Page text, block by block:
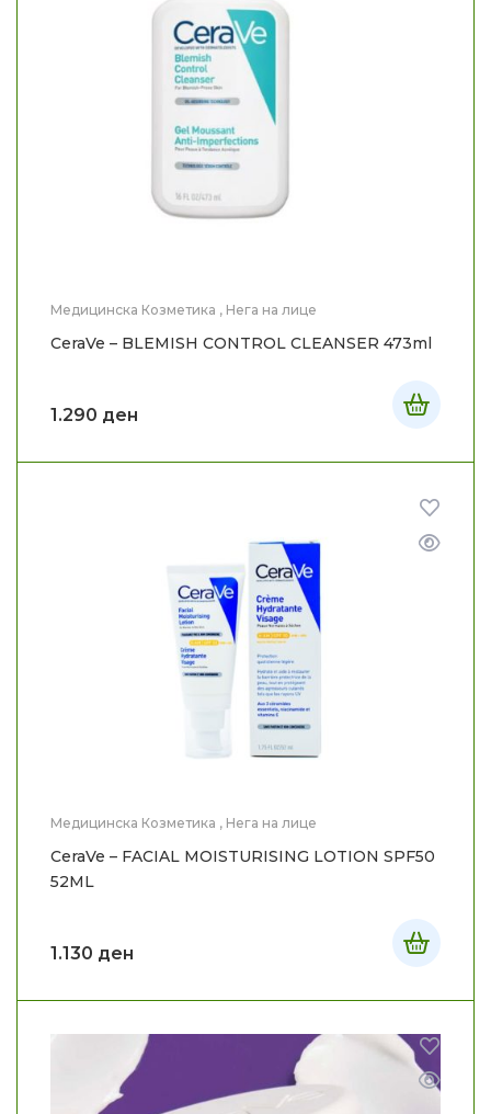
Медицинска Козметика , Нега на лице
CeraVe – BLEMISH CONTROL CLEANSER 473ml
1.290 ден
Медицинска Козметика , Нега на лице
CeraVe – FACIAL MOISTURISING LOTION SPF50
52ML
1.130 ден